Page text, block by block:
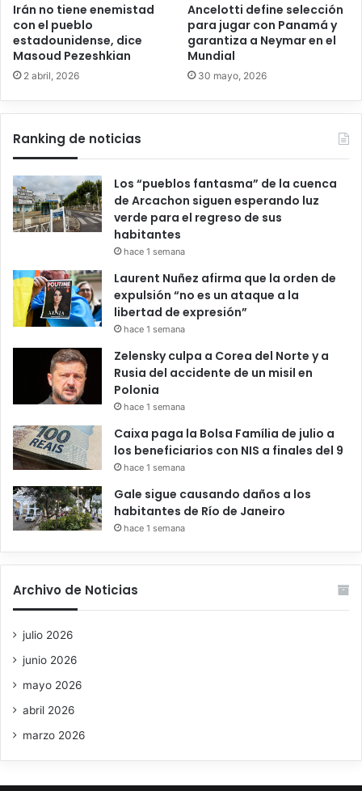
Irán no tiene enemistad
con el pueblo
estadounidense, dice
Masoud Pezeshkian
2 abril, 2026
Ancelotti define selección
para jugar con Panamá y
garantiza a Neymar en el
Mundial
30 mayo, 2026
Ranking de noticias
Los “pueblos fantasma” de la cuenca
de Arcachon siguen esperando luz
verde para el regreso de sus
habitantes
hace 1 semana
Laurent Nuñez afirma que la orden de
expulsión “no es un ataque a la
libertad de expresión”
hace 1 semana
Zelensky culpa a Corea del Norte y a
Rusia del accidente de un misil en
Polonia
hace 1 semana
Caixa paga la Bolsa Família de julio a
los beneficiarios con NIS a finales del 9
hace 1 semana
Gale sigue causando daños a los
habitantes de Río de Janeiro
hace 1 semana
Archivo de Noticias
julio 2026
junio 2026
mayo 2026
abril 2026
marzo 2026